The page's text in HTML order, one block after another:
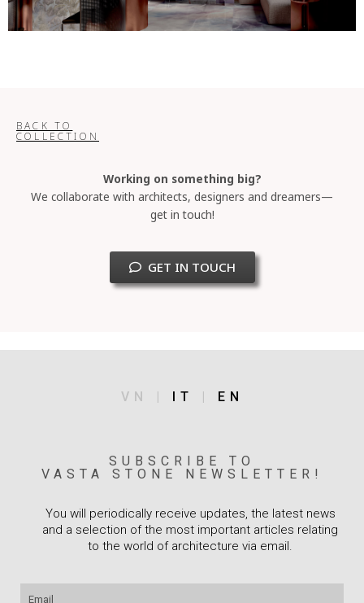
BACK TO
COLLECTION
Working on something big?
We collaborate with architects, designers and dreamers—
get in touch!
GET IN TOUCH
VN | IT | EN
SUBSCRIBE TO
VASTA STONE NEWSLETTER!
You will periodically receive updates, the latest news
and a selection of the most important articles relating
to the world of architecture via email.